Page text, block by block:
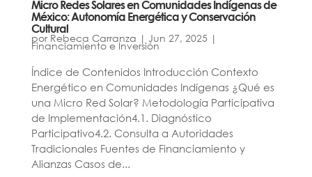
Micro Redes Solares en Comunidades Indígenas de
México: Autonomía Energética y Conservación
Cultural
por Rebeca Carranza | Jun 27, 2025 |
Financiamiento e Inversión
Índice de Contenidos Introducción Contexto
Energético en Comunidades Indígenas ¿Qué es
una Micro Red Solar? Metodología Participativa
de Implementación4.1. Diagnóstico
Participativo4.2. Consulta a Autoridades
Tradicionales Fuentes de Financiamiento y
Alianzas Casos de...